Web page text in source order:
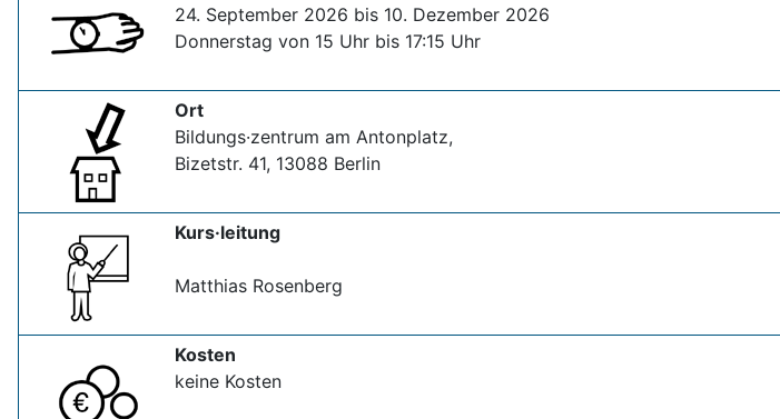
24. September 2026 bis 10. Dezember 2026
Donnerstag von 15 Uhr bis 17:15 Uhr
Ort
Bildungs·zentrum am Antonplatz,
Bizetstr. 41, 13088 Berlin
Kurs·leitung
Matthias Rosenberg
Kosten
keine Kosten